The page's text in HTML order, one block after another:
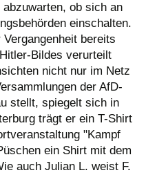
abzuwarten, ob sich an
einschalten.
bereits
Bildes verurteilt
nicht nur im Netz
der AfD-
stellt, spiegelt sich in
trägt er ein T-Shirt
"Kampf
ein Shirt mit dem
auch Julian L. weist F.